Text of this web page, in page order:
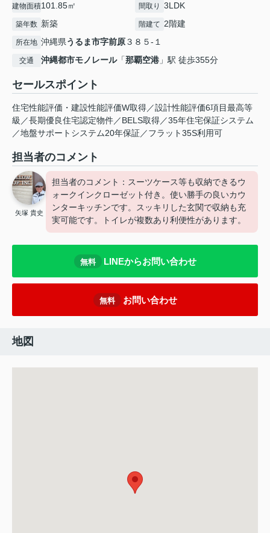
建物面積101.85㎡ 間取り 3LDK
築年数 新築 階建て 2階建
所在地 沖縄県うるま市字前原３８５-１
交通 沖縄都市モノレール「那覇空港 」駅 徒歩355分
セールスポイント
住宅性能評価・建設性能評価W取得／設計性能評価6項目最高等
級／長期優良住宅認定物件／BELS取得／35年住宅保証システム
／地盤サポートシステム20年保証／フラット35S利用可
担当者のコメント
矢塚 貴史
担当者のコメント：スーツケース等も収納できるウ
ォークインクローゼット付き。使い勝手の良いカウ
ンターキッチンです。スッキリした玄関で収納も充
実可能です。トイレが複数あり利便性があります。
無料 LINEからお問い合わせ
無料 お問い合わせ
地図